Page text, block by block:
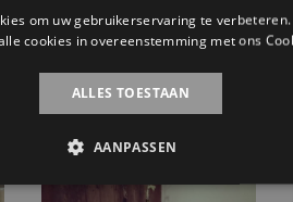
Toevoegen aan
winkelwagen
om uw gebruikerservaring te
cookies in overeenstemming met ons
ALLES TOESTAAN
AANPASSEN